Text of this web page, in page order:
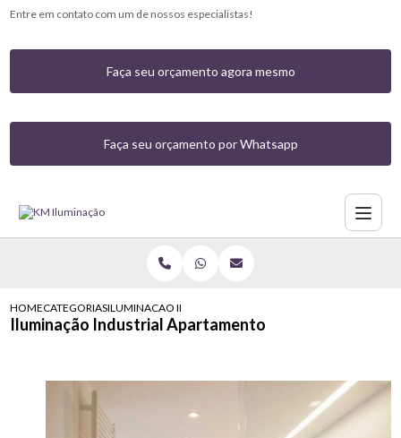
Entre em contato com um de nossos especialistas!
Faça seu orçamento agora mesmo
Faça seu orçamento por Whatsapp
HOMECATEGORIASILUMINACAO INDUSTRIAL APARTAMENTO
Iluminação Industrial Apartamento